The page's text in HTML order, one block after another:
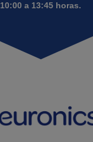
10:00 a 13:45 horas.